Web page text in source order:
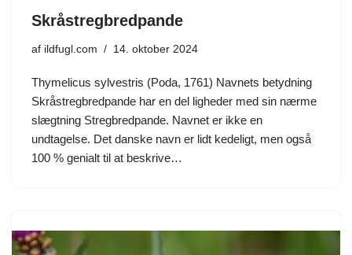
Skråstregbredpande
af ildfugl.com 14. oktober 2024
Thymelicus sylvestris (Poda, 1761) Navnets betydning
Skråstregbredpande har en del ligheder med sin nærme
slægtning Stregbredpande. Navnet er ikke en
undtagelse. Det danske navn er lidt kedeligt, men også
100 % genialt til at beskrive…